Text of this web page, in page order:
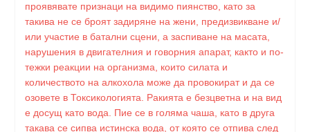
проявявате признаци на видимо пиянство, като за
такива не се броят задиряне на жени, предизвикване и/
или участие в батални сцени, а заспиване на масата,
нарушения в двигателния и говорния апарат, както и по-
тежки реакции на организма, които силата и
количеството на алкохола може да провокират и да се
озовете в Токсикологията. Ракията е безцветна и на вид
е досущ като вода. Пие се в голяма чаша, като в друга
такава се сипва истинска вода, от която се отпива след